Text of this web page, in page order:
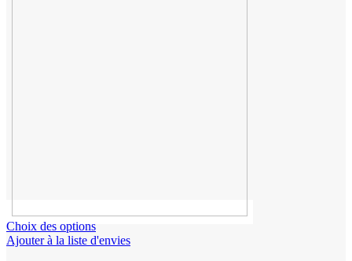
Choix des options
Ajouter à la liste d'envies